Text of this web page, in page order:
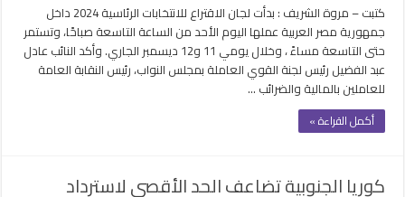
كتبت – مروة الشريف : بدأت لجان الاقتراع للانتخابات الرئاسية 2024 داخل
جمهورية مصر العربية عملها اليوم الأحد من الساعة التاسعة صباحًا، وتستمر
حتى التاسعة مساءً ، وخلال يومي 11 و12 ديسمبر الجاري. وأكد النائب عادل
عبد الفضيل رئيس لجنة القوي العاملة بمجلس النواب، رئيس النقابة العامة
للعاملين بالمالية والضرائب …
أكمل القراءة »
كوريا الجنوبية تضاعف الحد الأقصى لاسترداد